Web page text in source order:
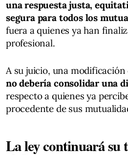
una respuesta justa,
segura para todos los
fuera a quienes ya han
profesional.
A su juicio, una modificación
no debería consolidar una
respecto a quienes ya
procedente de sus
La ley continuará su